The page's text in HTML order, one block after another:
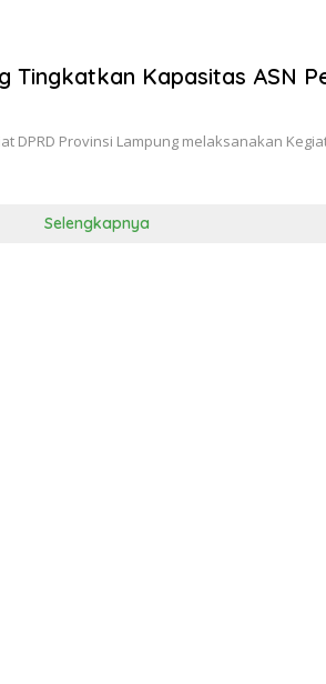
Tingkatkan Kapasitas ASN
DPRD Provinsi Lampung melaksanakan
Selengkapnya